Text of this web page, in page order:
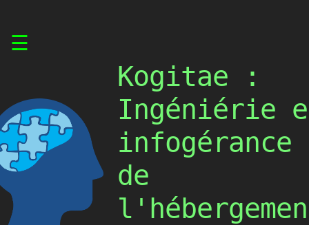
☰
Kogitae :
Ingéniérie
infogérance
de